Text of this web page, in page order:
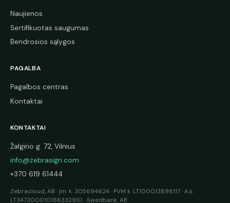
Naujienos
Sertifikuotas saugumas
Bendrosios sąlygos
PAGALBA
Pagalbos centras
Kontaktai
KONTAKTAI
Žalgirio g. 72, Vilnius
info@zebrasign.com
+370 619 61444
Zebracloud, AB · Įm. k. 305694624 · PVM k. LT100013898117 · A.s.
LT347300010166332910 · Swedbank, AB